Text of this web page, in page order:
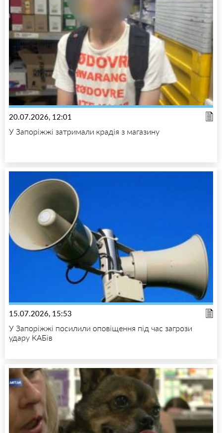
20.07.2026, 12:01
У Запоріжжі затримали крадія з магазину
15.07.2026, 15:53
У Запоріжжі посилили оповіщення під час загрози
удару КАБів